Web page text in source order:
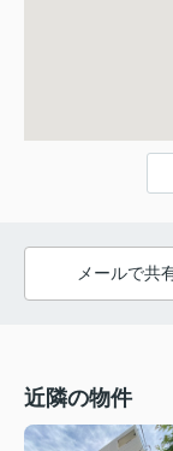
メールで共
近隣の物件